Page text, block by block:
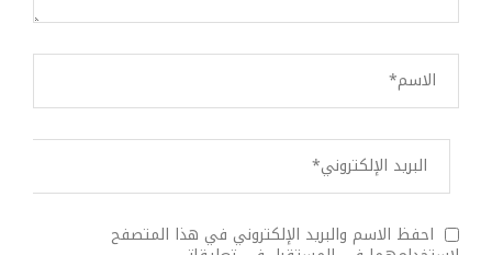
احفظ الاسم والبريد الإلكتروني في هذا المتصفح